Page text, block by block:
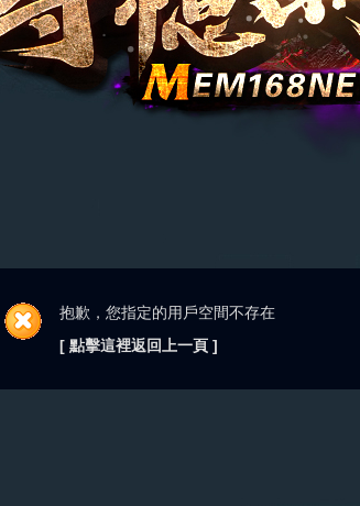
抱歉，您指定的用戶空間不存在
[ 點擊這裡返回上一頁 ]